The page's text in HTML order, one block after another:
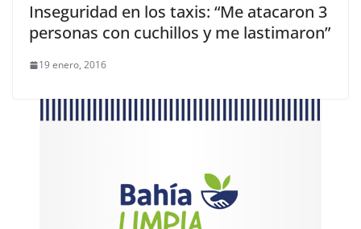
Inseguridad en los taxis: “Me atacaron 3
personas con cuchillos y me lastimaron”
19 enero, 2016